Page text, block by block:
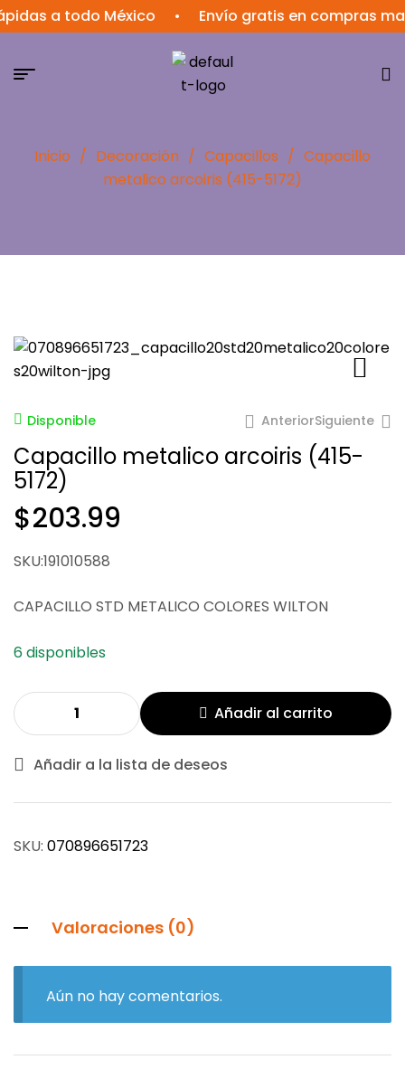
a todo México • Envío gratis en compras
Inicio / Decoración / Capacillos / Capacillo
metalico arcoiris (415-5172)
Disponible AnteriorSiguiente
Capacillo metalico arcoiris (415-
5172)
$203.99
SKU:191010588
CAPACILLO STD METALICO COLORES WILTON
6 disponibles
Añadir al carrito
Añadir a la lista de deseos
SKU: 070896651723
Valoraciones (0)
Aún no hay comentarios.